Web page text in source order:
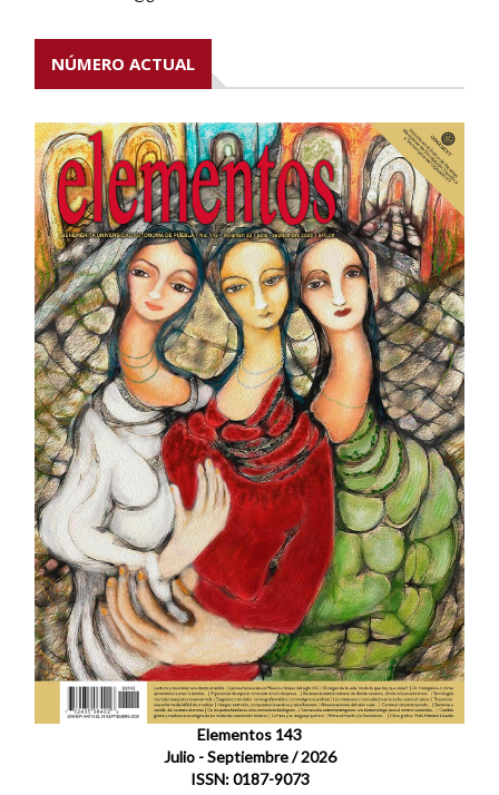
NÚMERO ACTUAL
Elementos 143
Julio - Septiembre / 2026
ISSN: 0187-9073